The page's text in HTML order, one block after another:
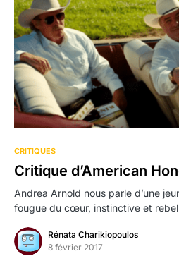
CRITIQUES
Critique d’American
Andrea Arnold nous parle d’une
fougue du cœur, instinctive et
Rénata Charikiopoulos
8 février 2017